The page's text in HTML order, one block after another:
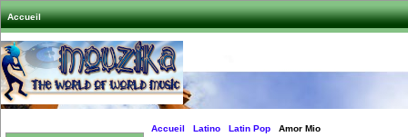
Accueil
Accueil Latino Latin Pop Amor Mio